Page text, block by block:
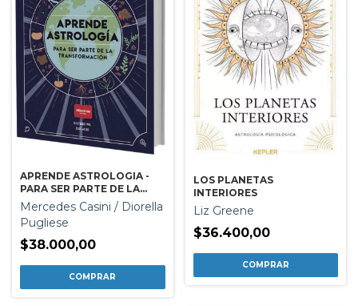
APRENDE ASTROLOGIA -
PARA SER PARTE DE LA
TRANSFORMACION
Mercedes Casini / Diorella
Pugliese
$38.000,00
LOS PLANETAS
INTERIORES
Liz Greene
$36.400,00